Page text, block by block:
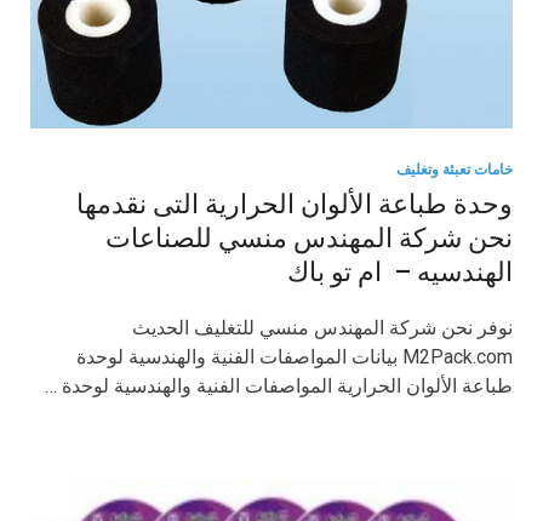
خامات تعبئة وتغليف
وحدة طباعة الألوان الحرارية التى نقدمها
نحن شركة المهندس منسي للصناعات
الهندسيه – ام تو باك
نوفر نحن شركة المهندس منسي للتغليف الحديث
M2Pack.com بيانات المواصفات الفنية والهندسية لوحدة
طباعة الألوان الحرارية المواصفات الفنية والهندسية لوحدة …